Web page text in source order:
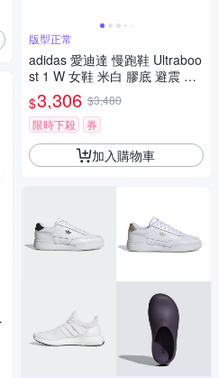
版型正常
adidas 愛迪達 慢跑鞋 Ultraboo
st 1 W 女鞋 米白 膠底 避震 Bo
ost 運動鞋 JS1265
$3,306 $3,480
限時下殺
券
加入購物車